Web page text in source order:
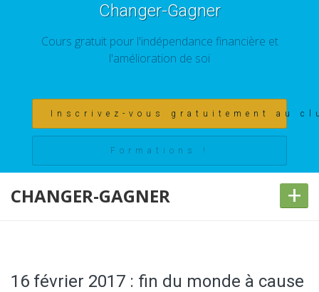
Changer-Gagner
Cours gratuit pour l'indépendance financière et
l'amélioration de soi
Inscrivez-vous gratuitement au
Formations !
CHANGER-GAGNER +
16 février 2017 : fin du monde à cause